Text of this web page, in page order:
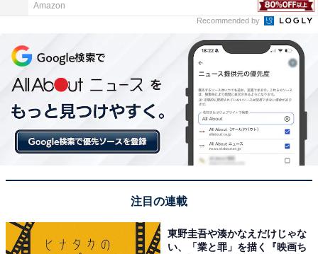
Amazon
Recommended by
注目の連載
東野圭吾や湊かなえだけじゃな
い、「業と罪」を描く『映画ち